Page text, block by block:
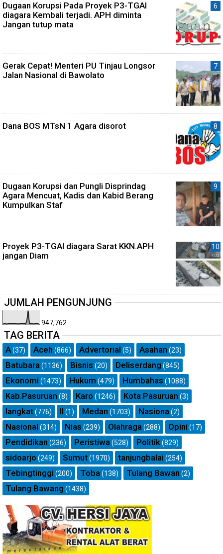
Dugaan Korupsi Pada Proyek P3-TGAI
diagara Kembali terjadi. APH diminta
Jangan tutup mata
Gerak Cepat! Menteri PU Tinjau Longsor
Jalan Nasional di Bawolato
Dana BOS MTsN 1 Agara disorot
Dugaan Korupsi dan Pungli Disprindag
Agara Mencuat, Kadis dan Kabid Berang
Kumpulkan Staf
Proyek P3-TGAI diagara Sarat KKN.APH
jangan Diam
JUMLAH PENGUNJUNG
947,762
TAG BERITA
A(37) Aceh (866) Advertorial (5) Asahan (23)
Batubara(1136) Bisnis (20) Deliserdang (845)
Ekonomi (1473) Hukum (479) Humbahas (1088)
Kab.Pasuruan (8) Karo (1246) Kota Pasuruan (3)
langkat(776) ll (1) Medan (1703) Nasiona(2)
Nasional (314) Nias (239) Olahraga(288) Opini (17)
Pendidikan (236) Peristiwa(528) Politik(829)
sidoarjo (249) Sumut(1970) tanjungbalai (254)
Tebingtinggi (200) Toba(138) Tulang Bawan (2)
Tulang Bawang (1438)